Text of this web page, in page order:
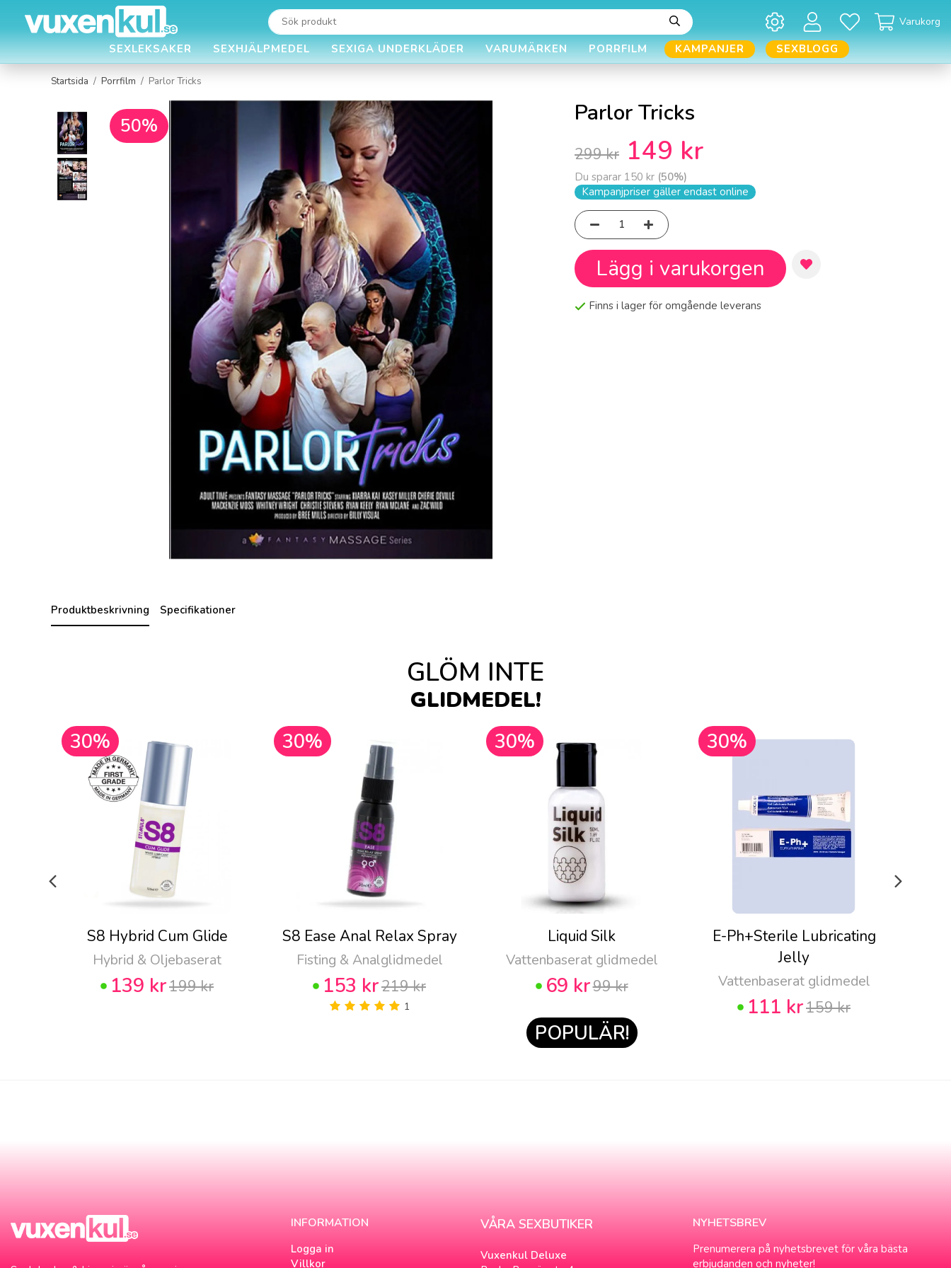
Varukorg
SEXLEKSAKER SEXHJÄLPMEDEL SEXIGA UNDERKLÄDER VARUMÄRKEN PORRFILM KAMPANJER SEXBLOGG
Startsida / Porrfilm / Parlor Tricks
50% Parlor Tricks
299 kr 149 kr
Du sparar 150 kr (50%)
Kampanjpriser gäller endast online
Lägg i varukorgen
Finns i lager för omgående leverans
Produktbeskrivning Specifikationer
GLÖM INTE
GLIDMEDEL!
30%
S8 Hybrid Cum Glide
Hybrid & Oljebaserat
139 kr199 kr
30%
S8 Ease Anal Relax Spray
Fisting & Analglidmedel
153 kr219 kr
1
30%
Liquid Silk
Vattenbaserat glidmedel
69 kr99 kr
POPULÄR!
30%
E-Ph+Sterile Lubricating
Jelly
Vattenbaserat glidmedel
111 kr159 kr
INFORMATION
Logga in
Villkor
VÅRA SEXBUTIKER
Vuxenkul Deluxe
NYHETSBREV
Prenumerera på nyhetsbrevet för våra bästa
erbjudanden och nyheter!